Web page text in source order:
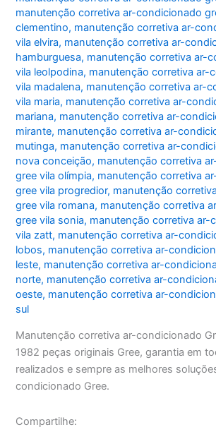
manutenção corretiva ar-condicionado
clementino, manutenção corretiva ar-
vila elvira, manutenção corretiva ar-
hamburguesa, manutenção corretiva ar-
vila leolpodina, manutenção corretiva ar-
vila madalena, manutenção corretiva ar-
vila maria, manutenção corretiva ar-
mariana, manutenção corretiva ar-
mirante, manutenção corretiva ar-
mutinga, manutenção corretiva ar-
nova conceição, manutenção corretiva
gree vila olímpia, manutenção corretiva
gree vila progredior, manutenção
gree vila romana, manutenção corretiva
gree vila sonia, manutenção corretiva ar-
vila zatt, manutenção corretiva ar-
lobos, manutenção corretiva ar-
leste, manutenção corretiva ar-
norte, manutenção corretiva ar-
oeste, manutenção corretiva ar-
sul
Manutenção corretiva ar-condicionado
1982 peças originais Gree, garantia em
realizados e sempre as melhores
condicionado Gree.
Compartilhe: